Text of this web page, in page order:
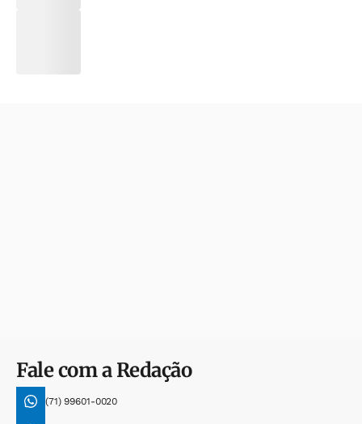
Fale com a Redação
(71) 99601-0020